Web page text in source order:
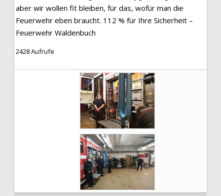
aber wir wollen fit bleiben, für das, wofür man die
Feuerwehr eben braucht. 112 % für Ihre Sicherheit –
Feuerwehr Waldenbuch
2428 Aufrufe